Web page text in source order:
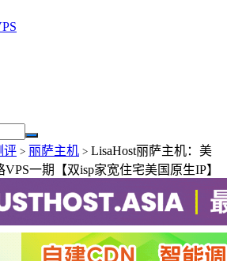
评 > 丽萨主机 > LisaHost丽萨主机：美
一期【双isp家宽住宅美国原生IP】